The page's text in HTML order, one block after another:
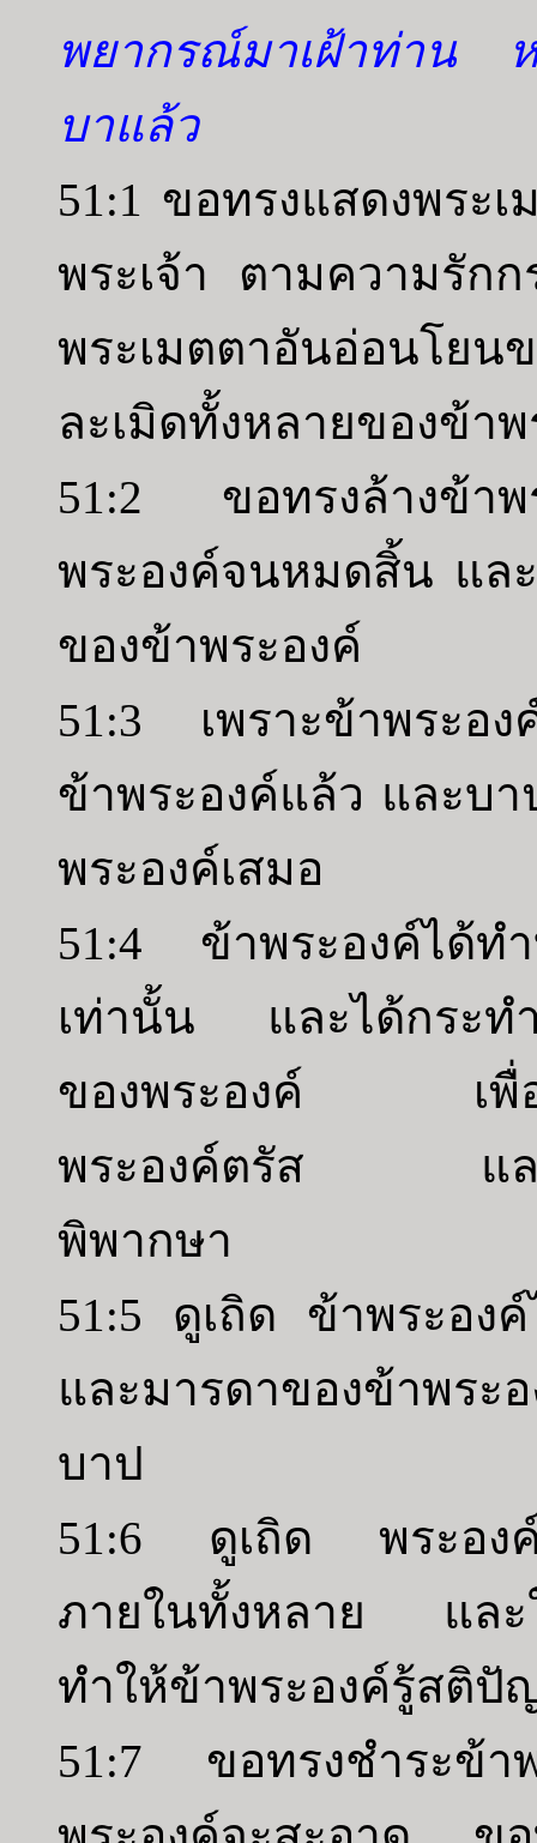
พยากรณ์มาเฝ้าท่าน ห
บาแล้ว
51:1 ขอทรงแสดงพระ
พระเจ้า ตามความรัก
พระเมตตาอันอ่อนโย
ละเมิดทั้งหลายของข้า
51:2 ขอทรงล้างข้าพ
พระองค์จนหมดสิ้น แล
ของข้าพระองค์
51:3 เพราะข้าพระอง
ข้าพระองค์แล้ว และบ
พระองค์เสมอ
51:4 ข้าพระองค์ได้ท
เท่านั้น และได้กระทำ
ของพระองค์ เพื่อพ
พระองค์ตรัส และก
พิพากษา
51:5 ดูเถิด ข้าพระอง
และมารดาของข้าพระ
บาป
51:6 ดูเถิด พระองค์
ภายในทั้งหลาย และ
ทำให้ข้าพระองค์รู้สติปั
51:7 ขอทรงชำระข้